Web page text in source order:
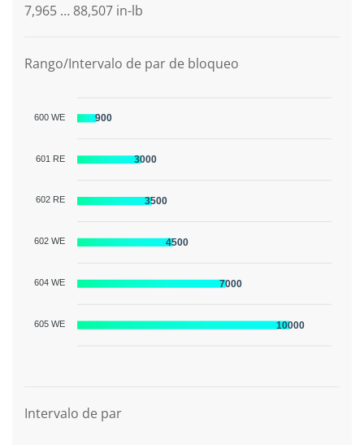
7,965 … 88,507 in-lb
Rango/Intervalo de par de bloqueo
600 WE
601 RE
602 RE
602 WE
604 WE
605 WE
900
3000
3500
4500
7000
10000
Intervalo de par